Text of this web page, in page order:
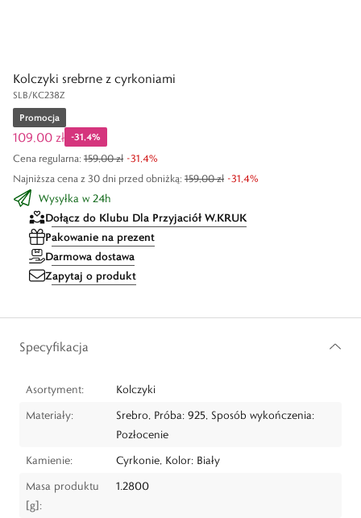
Kolczyki srebrne z cyrkoniami
SLB/KC238Z
Promocja
109,00 zł -31,4%
Najniższa cena z 30 dni przed obniżką: 159,00 zł -31,4%
Cena regularna: 159,00 zł -31,4%
Wysyłka w 24h
Dołącz do Klubu Dla Przyjaciół W.KRUK
Pakowanie na prezent
Darmowa dostawa
Zapytaj o produkt
Specyfikacja
Asortyment:
Kolczyki
Materiały:
Srebro, Próba: 925, Sposób wykończenia:
Pozłocenie
Kamienie:
Cyrkonie, Kolor: Biały
Masa produktu
[g]:
1.2800